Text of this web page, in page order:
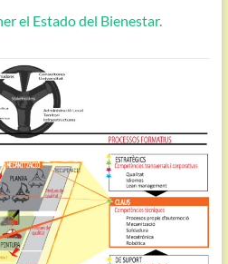
el Estado del Bienestar.